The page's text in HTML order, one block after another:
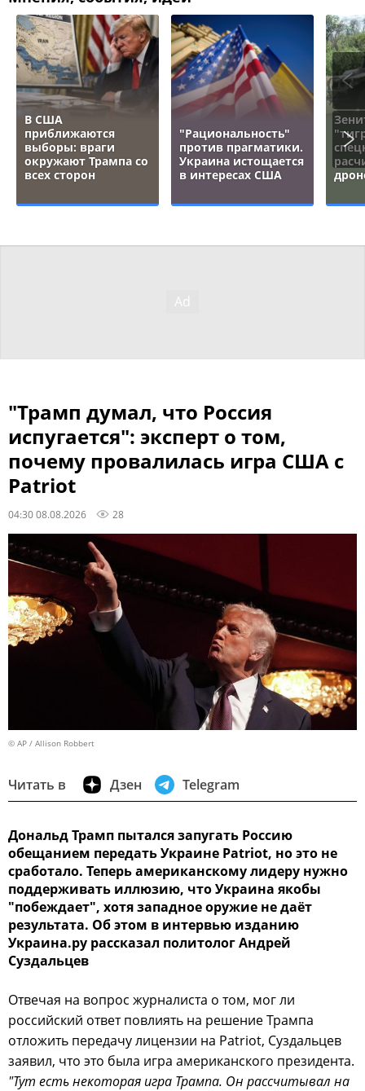
В США
приближаются
выборы: враги
окружают Трампа со
всех сторон
"Рациональность"
против прагматики.
Украина истощается
в интересах США
"Трамп думал, что Россия
испугается": эксперт о том,
почему провалилась игра США с
Patriot
04:30 08.08.2026 28
© AP / Allison Robbert
Читать в Дзен Telegram
Дональд Трамп пытался запугать Россию
обещанием передать Украине Patriot, но это не
сработало. Теперь американскому лидеру нужно
поддерживать иллюзию, что Украина якобы
"побеждает", хотя западное оружие не даёт
результата. Об этом в интервью изданию
Украина.ру рассказал политолог Андрей
Суздальцев
Отвечая на вопрос журналиста о том, мог ли
российский ответ повлиять на решение Трампа
отложить передачу лицензии на Patriot, Суздальцев
заявил, что это была игра американского президента.
"Тут есть некоторая игра Трампа. Он рассчитывал на